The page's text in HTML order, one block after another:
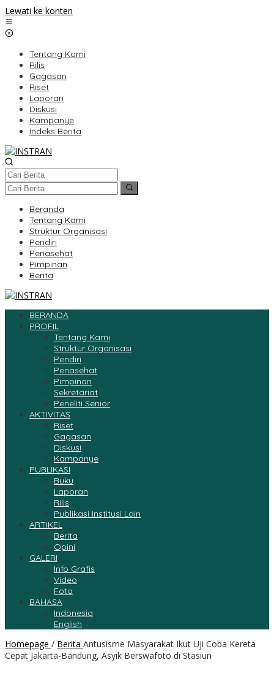
Lewati ke konten
Tentang Kami
Rilis
Gagasan
Riset
Laporan
Diskusi
Kampanye
Indeks Berita
Beranda
Tentang Kami
Struktur Organisasi
Pendiri
Penasehat
Pimpinan
Berita
BERANDA
PROFIL
Tentang Kami
Struktur Organisasi
Pendiri
Penasehat
Pimpinan
Sekretariat
Peneliti Senior
AKTIVITAS
Riset
Gagasan
Diskusi
Kampanye
PUBLIKASI
Buku
Laporan
Rilis
Publikasi Institusi Lain
ARTIKEL
Berita
Opini
GALERI
Info Grafis
Video
Foto
BAHASA
Indonesia
English
Homepage / Berita Antusisme Masyarakat Ikut Uji Coba Kereta
Cepat Jakarta-Bandung, Asyik Berswafoto di Stasiun